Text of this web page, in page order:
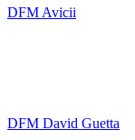
DFM Avicii
DFM David Guetta